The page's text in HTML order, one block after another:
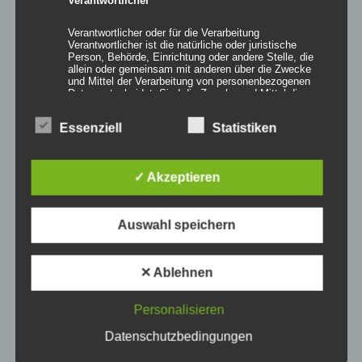
zur Wunschliste
Zelthimmel SKY
Verantwortlicher oder für die Verarbeitung
Verantwortlicher ist die natürliche oder juristische
Person, Behörde, Einrichtung oder andere Stelle, die
allein oder gemeinsam mit anderen über die Zwecke
und Mittel der Verarbeitung von personenbezogenen
Daten entscheidet. Sind die Zwecke und Mittel dieser
Mitgliedstaaten vorgegeben, so kann der
Verantwortliche beziehungsweise können die
h) Auftragsverarbeiter
Auftragsverarbeiter ist eine natürliche oder juristische
Person, Behörde, Einrichtung oder andere Stelle, die
personenbezogene Daten im Auftrag des
Verantwortlichen verarbeitet.
Essenziell Statistiken
✓ Akzeptieren
Auswahl speichern
✕ Ablehnen
Personalisieren
Datenschutzbedingungen